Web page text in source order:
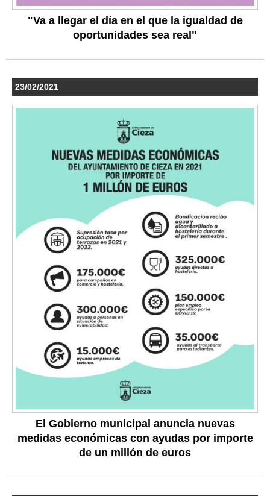
"Va a llegar el día en el que la igualdad de
oportunidades sea real"
23/02/2021
El Gobierno municipal anuncia nuevas
medidas económicas con ayudas por importe
de un millón de euros